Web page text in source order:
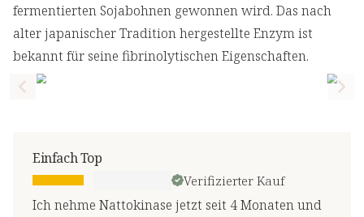
fermentierten Sojabohnen gewonnen wird. Das nach
alter japanischer Tradition hergestellte Enzym ist
bekannt für seine fibrinolytischen Eigenschaften.
Previous slide
Einfach Top
Verifizierter Kauf
Ich nehme Nattokinase jetzt seit 4 Monaten und